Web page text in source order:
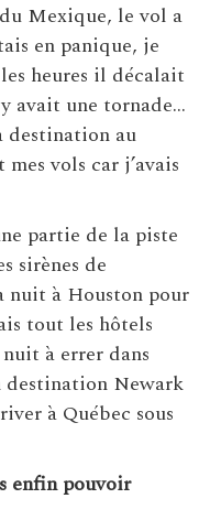
Mexique, le vol a
en panique, je
heures il décalait
avait une tornade…
destination au
vols car j’avais
partie de la piste
sirènes de
nuit à Houston pour
tout les hôtels
à errer dans
destination Newark
à Québec sous
enfin pouvoir